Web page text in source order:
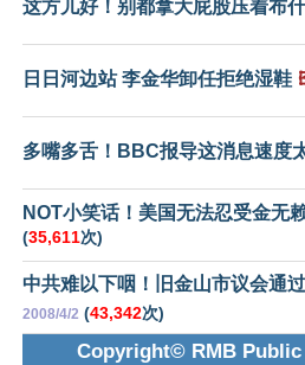
这方儿好！别都拿大屁股压着布什
日日河边站 李金华卸任拒绝湿鞋
多嘴多舌！BBC报导这消息速度
NOT小笑话！美国无法忍受金无
(35,611次)
中共难以下咽！旧金山市议会通
2008/4/2 (43,342次)
Copyright© RMB